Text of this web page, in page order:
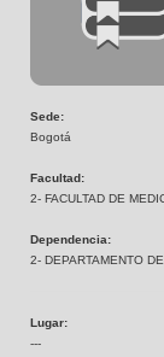
Sede:
Bogotá
Facultad:
2- FACULTAD DE
Dependencia:
2- DEPARTAMENTO
Lugar:
---